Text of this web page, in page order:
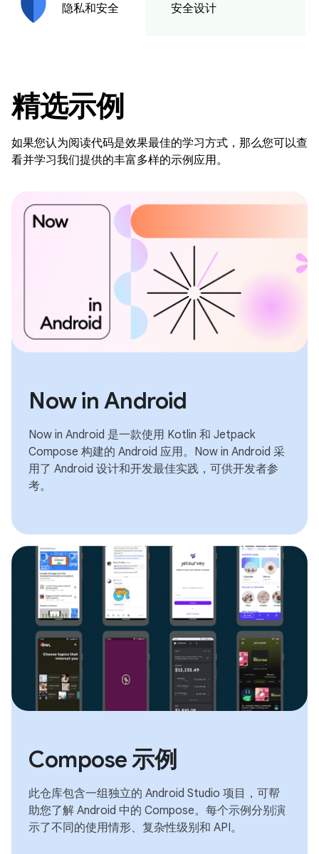
隐私和安全 安全设计
精选示例
如果您认为阅读代码是效果最佳的学习方式，那么您可以查
看并学习我们提供的丰富多样的示例应用。
Now in Android
Now in Android 是一款使用 Kotlin 和 Jetpack
Compose 构建的 Android 应用。Now in Android 采
用了 Android 设计和开发最佳实践，可供开发者参
考。
Compose 示例
此仓库包含一组独立的 Android Studio 项目，可帮
助您了解 Android 中的 Compose。每个示例分别演
示了不同的使用情形、复杂性级别和 API。